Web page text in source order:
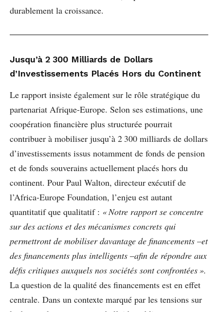
durablement la croissance.
Jusqu’à 2 300 Milliards de Dollars
d’Investissements Placés Hors du Continent
Le rapport insiste également sur le rôle stratégique du
partenariat Afrique-Europe. Selon ses estimations, une
coopération financière plus structurée pourrait
contribuer à mobiliser jusqu’à 2 300 milliards de dollars
d’investissements issus notamment de fonds de pension
et de fonds souverains actuellement placés hors du
continent. Pour Paul Walton, directeur exécutif de
l’Africa-Europe Foundation, l’enjeu est autant
quantitatif que qualitatif : « Notre rapport se concentre
sur des actions et des mécanismes concrets qui
permettront de mobiliser davantage de financements –et
des financements plus intelligents –afin de répondre aux
défis critiques auxquels nos sociétés sont confrontées ».
La question de la qualité des financements est en effet
centrale. Dans un contexte marqué par les tensions sur